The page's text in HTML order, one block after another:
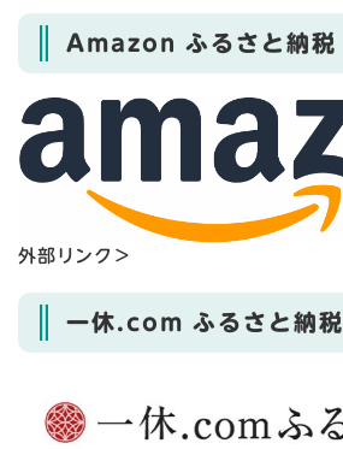
Amazon ふるさと納税
外部リンク＞
一休.com ふるさと納税